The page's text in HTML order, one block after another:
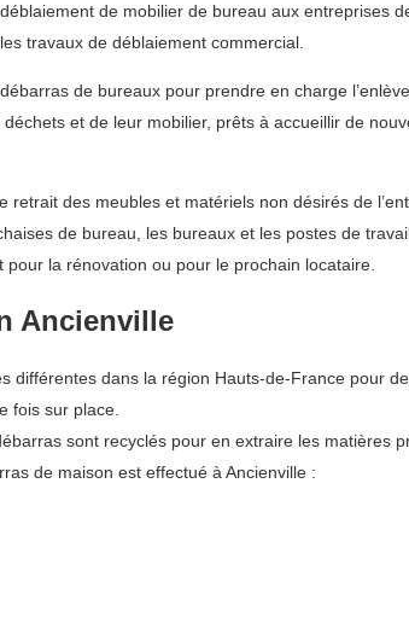
de mobilier de bureau aux entreprises
travaux de déblaiement commercial.
de bureaux pour prendre en charge
et de leur mobilier, prêts à accueillir de
des meubles et matériels non désirés de
de bureau, les bureaux et les postes de
la rénovation ou pour le prochain locataire.
Ancienville
différentes dans la région Hauts-de-France pour
fois sur place.
sont recyclés pour en extraire les
de maison est effectué à Ancienville :